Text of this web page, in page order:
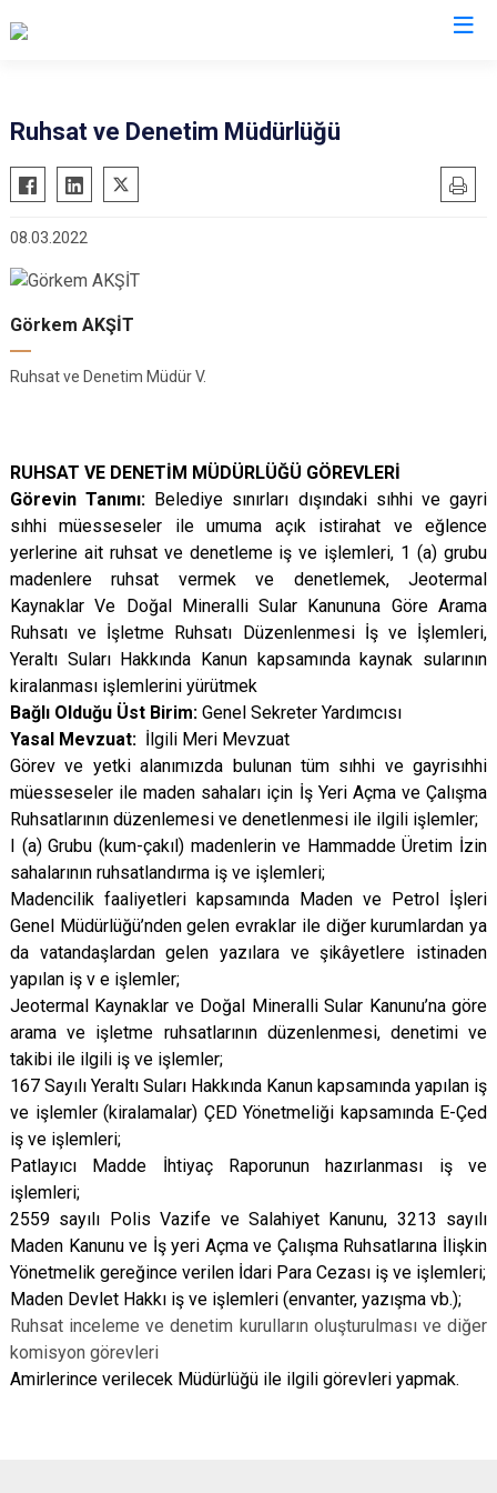
Ruhsat ve Denetim Müdürlüğü
08.03.2022
Görkem AKŞİT
Ruhsat ve Denetim Müdür V.
RUHSAT VE DENETİM MÜDÜRLÜĞÜ GÖREVLERİ
Görevin Tanımı: Belediye sınırları dışındaki sıhhi ve gayri
sıhhi müesseseler ile umuma açık istirahat ve eğlence
yerlerine ait ruhsat ve denetleme iş ve işlemleri, 1 (a) grubu
madenlere ruhsat vermek ve denetlemek, Jeotermal
Kaynaklar Ve Doğal Mineralli Sular Kanununa Göre Arama
Ruhsatı ve İşletme Ruhsatı Düzenlenmesi İş ve İşlemleri,
Yeraltı Suları Hakkında Kanun kapsamında kaynak sularının
kiralanması işlemlerini yürütmek
Bağlı Olduğu Üst Birim: Genel Sekreter Yardımcısı
Yasal Mevzuat: İlgili Meri Mevzuat
Görev ve yetki alanımızda bulunan tüm sıhhi ve gayrisıhhi
müesseseler ile maden sahaları için İş Yeri Açma ve Çalışma
Ruhsatlarının düzenlemesi ve denetlenmesi ile ilgili işlemler;
I (a) Grubu (kum-çakıl) madenlerin ve Hammadde Üretim İzin
sahalarının ruhsatlandırma iş ve işlemleri;
Madencilik faaliyetleri kapsamında Maden ve Petrol İşleri
Genel Müdürlüğü’nden gelen evraklar ile diğer kurumlardan ya
da vatandaşlardan gelen yazılara ve şikâyetlere istinaden
yapılan iş v e işlemler;
Jeotermal Kaynaklar ve Doğal Mineralli Sular Kanunu’na göre
arama ve işletme ruhsatlarının düzenlenmesi, denetimi ve
takibi ile ilgili iş ve işlemler;
167 Sayılı Yeraltı Suları Hakkında Kanun kapsamında yapılan iş
ve işlemler (kiralamalar) ÇED Yönetmeliği kapsamında E-Çed
iş ve işlemleri;
Patlayıcı Madde İhtiyaç Raporunun hazırlanması iş ve
işlemleri;
2559 sayılı Polis Vazife ve Salahiyet Kanunu, 3213 sayılı
Maden Kanunu ve İş yeri Açma ve Çalışma Ruhsatlarına İlişkin
Yönetmelik gereğince verilen İdari Para Cezası iş ve işlemleri;
Maden Devlet Hakkı iş ve işlemleri (envanter, yazışma vb.);
Ruhsat inceleme ve denetim kurulların oluşturulması ve diğer
komisyon görevleri
Amirlerince verilecek Müdürlüğü ile ilgili görevleri yapmak.